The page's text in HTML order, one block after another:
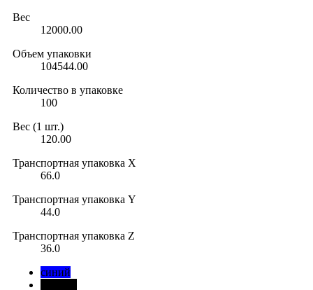
Вес
12000.00
Объем упаковки
104544.00
Количество в упаковке
100
Вес (1 шт.)
120.00
Транспортная упаковка X
66.0
Транспортная упаковка Y
44.0
Транспортная упаковка Z
36.0
синий